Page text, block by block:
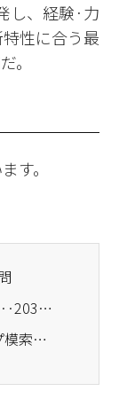
し、経験·力
性に合う最
。
す。
· CES 2023 HD現代の技術が集約された未来型船舶「モックアップ」···2030年商用化
· CES 2023 SKT主要経営陣の「総出動」···積極的なパートナーシップ模索して「最高AI企業」への跳躍